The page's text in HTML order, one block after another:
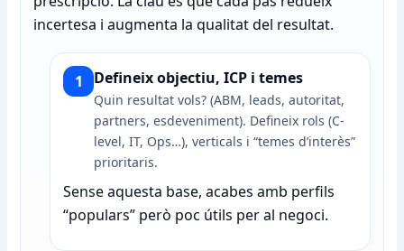
incertesa i augmenta la qualitat del resultat.
1 Defineix objectiu, ICP i temes
Quin resultat vols? (ABM, leads, autoritat,
partners, esdeveniment). Defineix rols (C-
level, IT, Ops…), verticals i “temes d’interès”
prioritaris.
Sense aquesta base, acabes amb perfils
“populars” però poc útils per al negoci.